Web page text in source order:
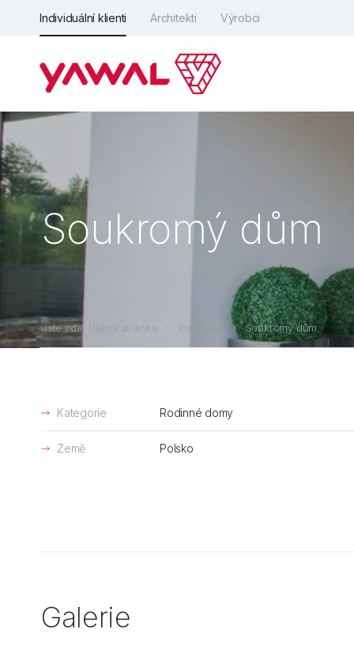
Individuální klienti Architekti Výrobci
Soukromý dům
Jste zde: Hlavní stránka Inspirace Soukromý dům
Kategorie Rodinné domy
Země Polsko
Galerie